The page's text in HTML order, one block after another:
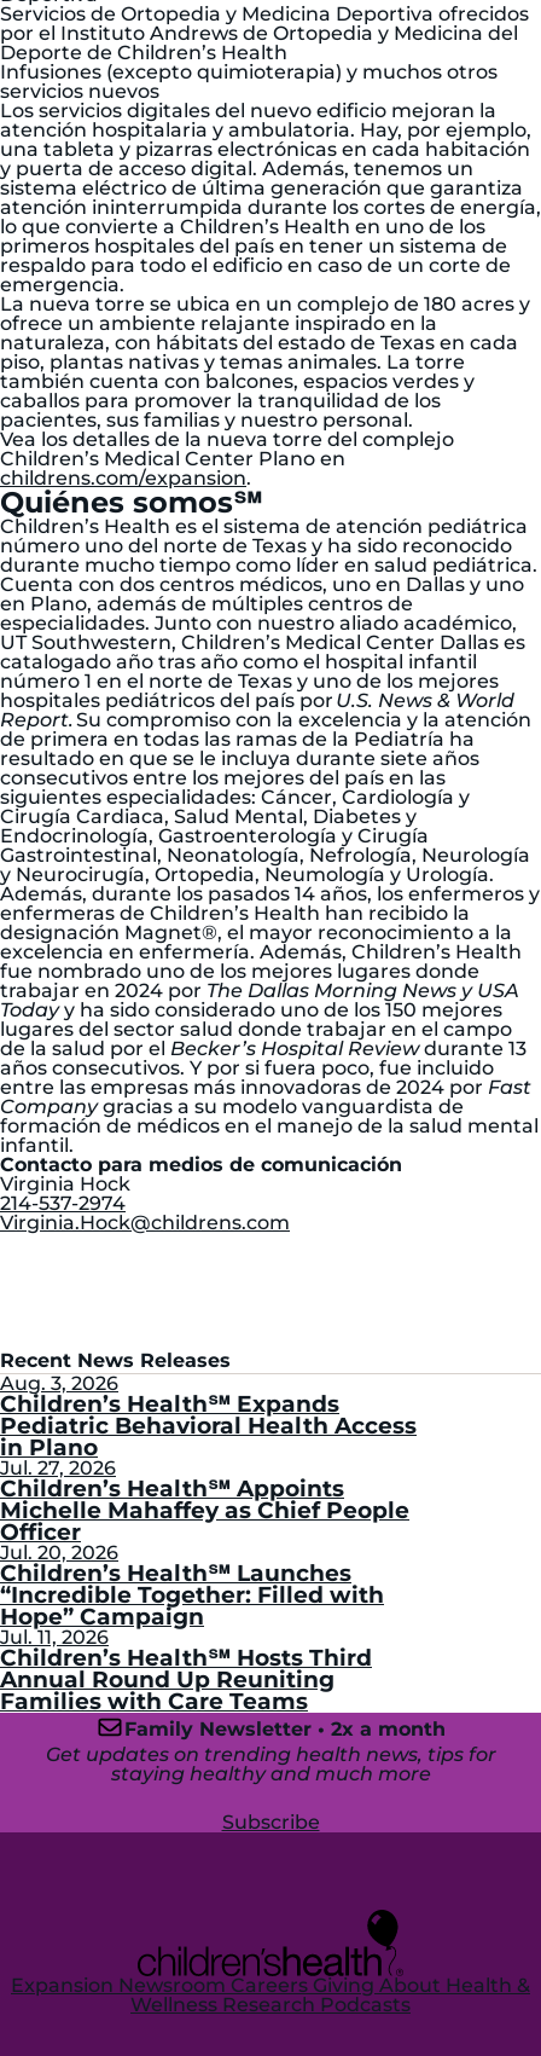
Servicios de Ortopedia y Medicina Deportiva ofrecidos
por el Instituto Andrews de Ortopedia y Medicina del
Deporte de Children’s Health
Infusiones (excepto quimioterapia) y muchos otros
servicios nuevos
Los servicios digitales del nuevo edificio mejoran la
atención hospitalaria y ambulatoria. Hay, por ejemplo,
una tableta y pizarras electrónicas en cada habitación
y puerta de acceso digital. Además, tenemos un
sistema eléctrico de última generación que garantiza
atención ininterrumpida durante los cortes de energía,
lo que convierte a Children’s Health en uno de los
primeros hospitales del país en tener un sistema de
respaldo para todo el edificio en caso de un corte de
emergencia.
La nueva torre se ubica en un complejo de 180 acres y
ofrece un ambiente relajante inspirado en la
naturaleza, con hábitats del estado de Texas en cada
piso, plantas nativas y temas animales. La torre
también cuenta con balcones, espacios verdes y
caballos para promover la tranquilidad de los
pacientes, sus familias y nuestro personal.
Vea los detalles de la nueva torre del complejo
Children’s Medical Center Plano en
childrens.com/expansion.
Quiénes somos℠
Children’s Health es el sistema de atención pediátrica
número uno del norte de Texas y ha sido reconocido
durante mucho tiempo como líder en salud pediátrica.
Cuenta con dos centros médicos, uno en Dallas y uno
en Plano, además de múltiples centros de
especialidades. Junto con nuestro aliado académico,
UT Southwestern, Children’s Medical Center Dallas es
catalogado año tras año como el hospital infantil
número 1 en el norte de Texas y uno de los mejores
hospitales pediátricos del país por U.S. News & World
Report.Su compromiso con la excelencia y la atención
de primera en todas las ramas de la Pediatría ha
resultado en que se le incluya durante siete años
consecutivos entre los mejores del país en las
siguientes especialidades: Cáncer, Cardiología y
Cirugía Cardiaca, Salud Mental, Diabetes y
Endocrinología, Gastroenterología y Cirugía
Gastrointestinal, Neonatología, Nefrología, Neurología
y Neurocirugía, Ortopedia, Neumología y Urología.
Además, durante los pasados 14 años, los enfermeros y
enfermeras de Children’s Health han recibido la
designación Magnet®, el mayor reconocimiento a la
excelencia en enfermería. Además, Children’s Health
fue nombrado uno de los mejores lugares donde
trabajar en 2024 por The Dallas Morning News y USA
Todayy ha sido considerado uno de los 150 mejores
lugares del sector salud donde trabajar en el campo
de la salud por el Becker’s Hospital Reviewdurante 13
años consecutivos. Y por si fuera poco, fue incluido
entre las empresas más innovadoras de 2024 por Fast
Companygracias a su modelo vanguardista de
formación de médicos en el manejo de la salud mental
infantil.
Contacto para medios de comunicación
Virginia Hock
214-537-2974
Virginia.Hock@childrens.com
Recent News Releases
Aug. 3, 2026
Children’s Health℠ Expands
Pediatric Behavioral Health Access
in Plano
Jul. 27, 2026
Children’s Health℠ Appoints
Michelle Mahaffey as Chief People
Officer
Jul. 20, 2026
Children’s Health℠ Launches
“Incredible Together: Filled with
Hope” Campaign
Jul. 11, 2026
Children’s Health℠ Hosts Third
Annual Round Up Reuniting
Families with Care Teams
Family Newsletter • 2x a month
Get updates on trending health news, tips for
staying healthy and much more
Subscribe
Expansion Newsroom Careers Giving About Health &
Wellness Research Podcasts